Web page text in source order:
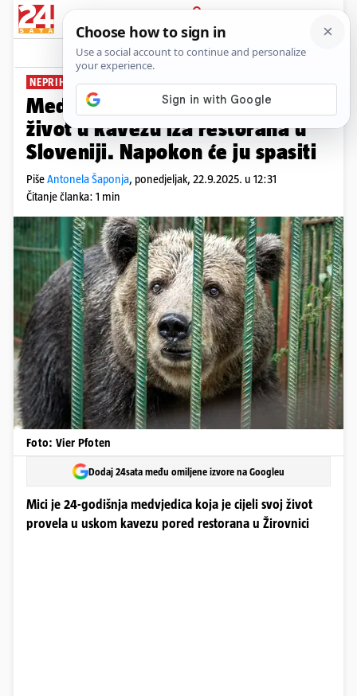
PRIJAVA
News Komentari
NEPRIHVATLJIVI UVJETI ŽIVOTA
Medvjedica Mici (24) provela je
život u kavezu iza restorana u
Sloveniji. Napokon će ju spasiti
PišeAntonela Šaponja, ponedjeljak, 22.9.2025. u 12:31
Čitanje članka: 1 min
Foto: Vier Pfoten
Dodaj 24sata među omiljene izvore na Googleu
Mici je 24-godišnja medvjedica koja je cijeli svoj život
provela u uskom kavezu pored restorana u Žirovnici